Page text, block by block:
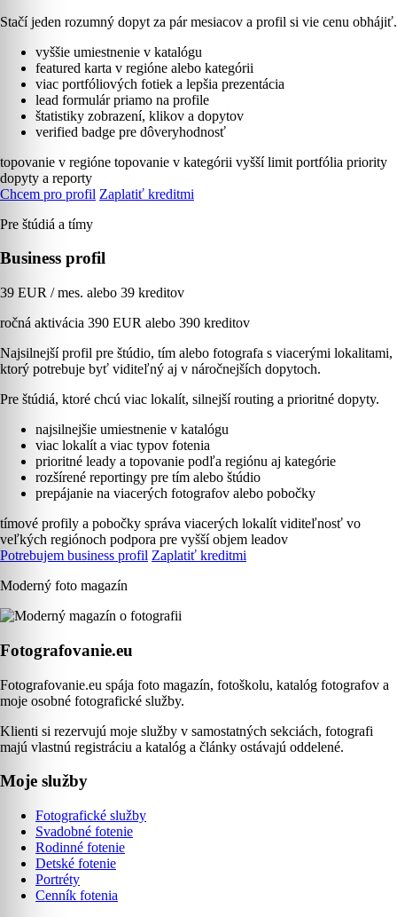
Stačí jeden rozumný dopyt za pár mesiacov a profil si vie cenu obhájiť.
vyššie umiestnenie v katalógu
featured karta v regióne alebo kategórii
viac portfóliových fotiek a lepšia prezentácia
lead formulár priamo na profile
štatistiky zobrazení, klikov a dopytov
verified badge pre dôveryhodnosť
topovanie v regióne topovanie v kategórii vyšší limit portfólia priority
dopyty a reporty
Chcem pro profil Zaplatiť kreditmi
Pre štúdiá a tímy
Business profil
39 EUR / mes. alebo 39 kreditov
ročná aktivácia 390 EUR alebo 390 kreditov
Najsilnejší profil pre štúdio, tím alebo fotografa s viacerými lokalitami,
ktorý potrebuje byť viditeľný aj v náročnejších dopytoch.
Pre štúdiá, ktoré chcú viac lokalít, silnejší routing a prioritné dopyty.
najsilnejšie umiestnenie v katalógu
viac lokalít a viac typov fotenia
prioritné leady a topovanie podľa regiónu aj kategórie
rozšírené reportingy pre tím alebo štúdio
prepájanie na viacerých fotografov alebo pobočky
tímové profily a pobočky správa viacerých lokalít viditeľnosť vo
veľkých regiónoch podpora pre vyšší objem leadov
Potrebujem business profil Zaplatiť kreditmi
Moderný foto magazín
Fotografovanie.eu
Fotografovanie.eu spája foto magazín, fotoškolu, katalóg fotografov a
moje osobné fotografické služby.
Klienti si rezervujú moje služby v samostatných sekciách, fotografi
majú vlastnú registráciu a katalóg a články ostávajú oddelené.
Moje služby
Fotografické služby
Svadobné fotenie
Rodinné fotenie
Detské fotenie
Portréty
Cenník fotenia